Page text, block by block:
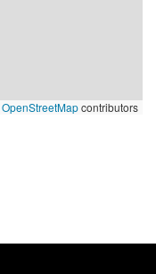
OpenStreetMapcontributors